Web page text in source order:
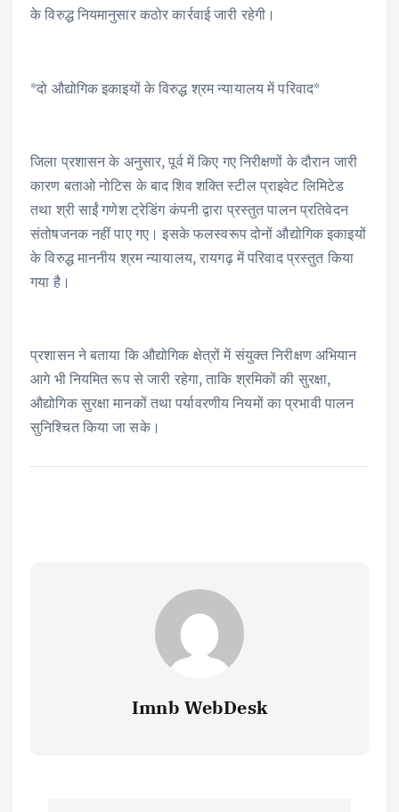
के विरुद्ध नियमानुसार कठोर कार्रवाई जारी रहेगी।
*दो औद्योगिक इकाइयों के विरुद्ध श्रम न्यायालय में परिवाद*
जिला प्रशासन के अनुसार, पूर्व में किए गए निरीक्षणों के दौरान जारी
कारण बताओ नोटिस के बाद शिव शक्ति स्टील प्राइवेट लिमिटेड
तथा श्री साईं गणेश ट्रेडिंग कंपनी द्वारा प्रस्तुत पालन प्रतिवेदन
संतोषजनक नहीं पाए गए। इसके फलस्वरूप दोनों औद्योगिक इकाइयों
के विरुद्ध माननीय श्रम न्यायालय, रायगढ़ में परिवाद प्रस्तुत किया
गया है।
प्रशासन ने बताया कि औद्योगिक क्षेत्रों में संयुक्त निरीक्षण अभियान
आगे भी नियमित रूप से जारी रहेगा, ताकि श्रमिकों की सुरक्षा,
औद्योगिक सुरक्षा मानकों तथा पर्यावरणीय नियमों का प्रभावी पालन
सुनिश्चित किया जा सके।
Imnb WebDesk